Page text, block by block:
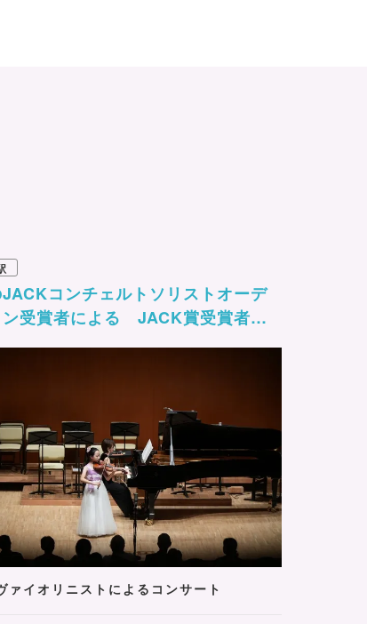
コンチェルトソリストオーデ
ン受賞者による JACK賞受賞者コ
ァイオリニストによるコンサート